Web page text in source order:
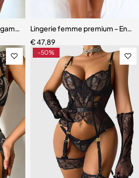
– Soutien-gorge et culotte en
Lingerie femme premium –
€47,89
-50%